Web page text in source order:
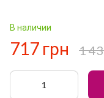
В наличии
717 грн 1